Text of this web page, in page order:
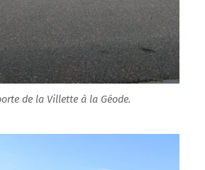
de la Villette à la Géode.